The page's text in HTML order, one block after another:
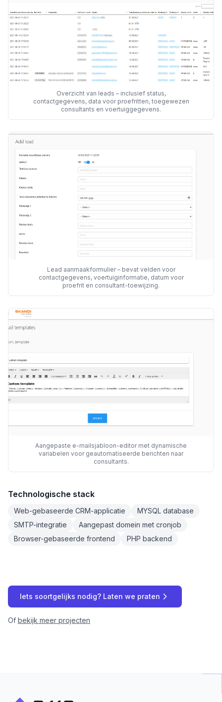
Overzicht van leads – inclusief status,
contactgegevens, data voor proefritten, toegewezen
consultants en voertuiggegevens.
Lead aanmaakformulier – bevat velden voor
contactgegevens, voertuiginformatie, datum voor
proefrit en consultant-toewijzing.
Aangepaste e-mailsjabloon-editor met dynamische
variabelen voor geautomatiseerde berichten naar
consultants.
Technologische stack
Web-gebaseerde CRM-applicatie
MYSQL database
SMTP-integratie
Aangepast domein met cronjob
Browser-gebaseerde frontend
PHP backend
Iets soortgelijks nodig? Laten we praten
Of bekijk meer projecten